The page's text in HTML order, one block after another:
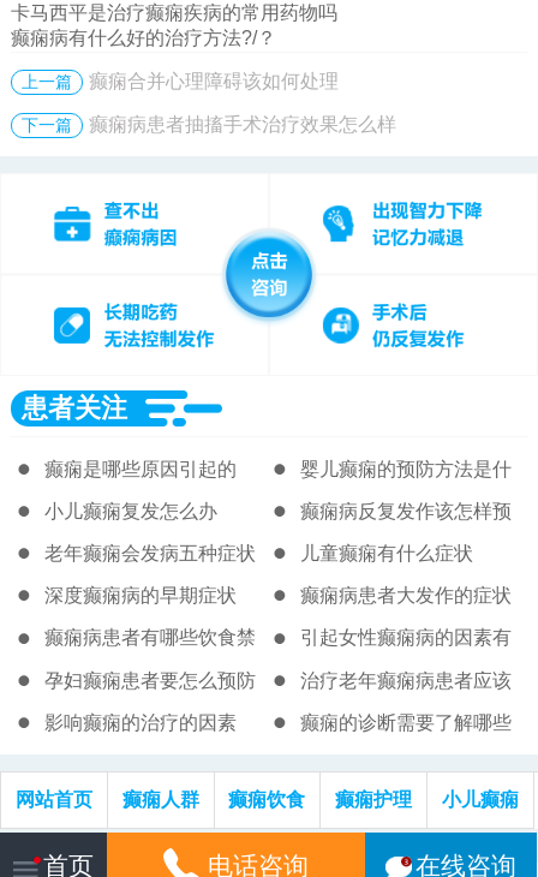
卡马西平是治疗癫痫疾病的常用药物吗
癫痫病有什么好的治疗方法?/？
上一篇 癫痫合并心理障碍该如何处理
下一篇 癫痫病患者抽搐手术治疗效果怎么样
患者关注
癫痫是哪些原因引起的 婴儿癫痫的预防方法是什
么
小儿癫痫复发怎么办 癫痫病反复发作该怎样预
防
老年癫痫会发病五种症状
表现
儿童癫痫有什么症状
深度癫痫病的早期症状 癫痫病患者大发作的症状
是都有什么的
癫痫病患者有哪些饮食禁
忌
引起女性癫痫病的因素有
哪些
孕妇癫痫患者要怎么预防
病情发作
治疗老年癫痫病患者应该
注意什么
影响癫痫的治疗的因素 癫痫的诊断需要了解哪些
网站首页 癫痫人群 癫痫饮食 癫痫护理 小儿癫痫
网站信息仅供参考，不作为诊断及医疗依据，就医请遵照医生诊断
首页 电话咨询 在线咨询